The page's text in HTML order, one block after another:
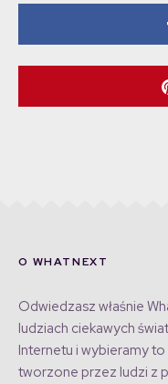
O WHATNEXT
Odwiedzasz właśnie
ludziach ciekawych
Internetu i wybieramy
tworzone przez ludzi z